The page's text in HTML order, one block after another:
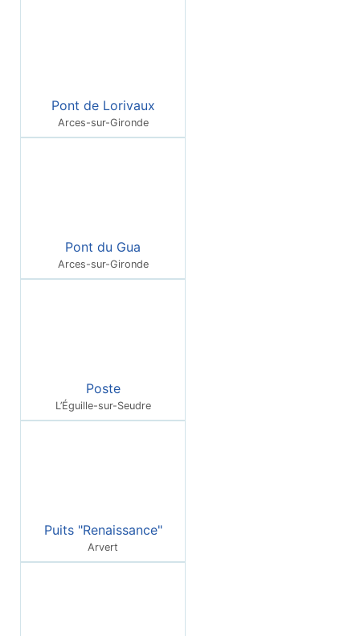
Pont de Lorivaux
Arces-sur-Gironde
Pont du Gua
Arces-sur-Gironde
Poste
L’Éguille-sur-Seudre
Puits "Renaissance"
Arvert